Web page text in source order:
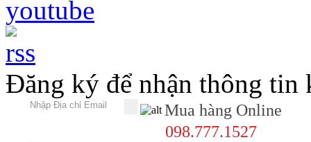
Đăng ký để nhận thông tin
Mua hàng Online
098.777.1527